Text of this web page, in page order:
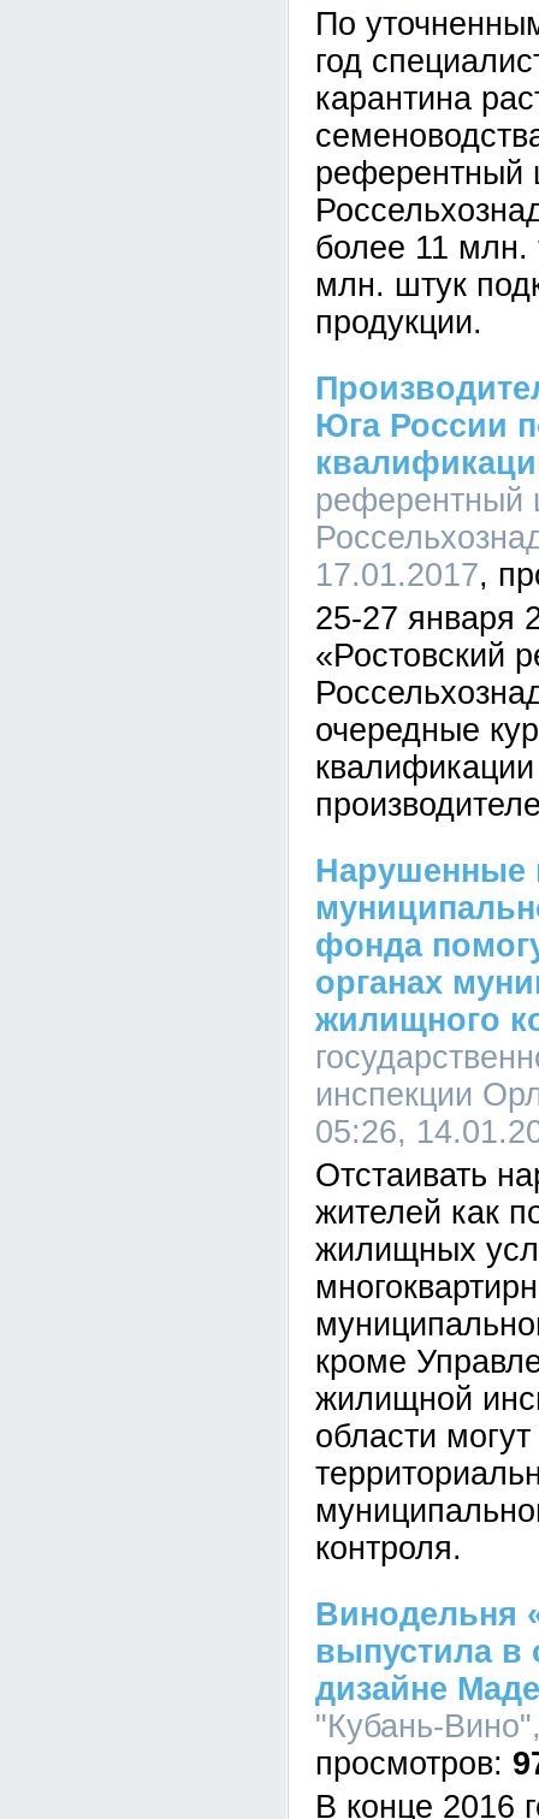
По
год
карантина
референтный
более 11
млн. штук
продукции.
Юга России
референтный
17.01.2017
25-27 января
«Ростовский
очередные
Нарушенные
фонда
органах
жилищного
инспекции
05:26,
Отстаивать
жителей как
жилищных
кроме
жилищной
области
контроля.
Винодельня
выпустила в
дизайне
"Кубань-
В конце 2016